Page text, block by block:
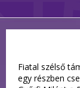
Fiatal szélső
egy részben